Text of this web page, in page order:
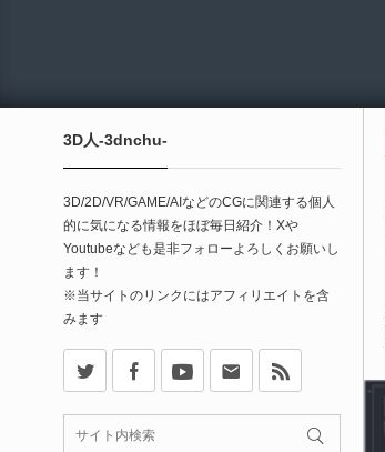
3D人-3dnchu-
3D/2D/VR/GAME/AIなどのCGに関連する個人
的に気になる情報をほぼ毎日紹介！Xや
Youtubeなども是非フォローよろしくお願いし
ます！
※当サイトのリンクにはアフィリエイトを含
みます